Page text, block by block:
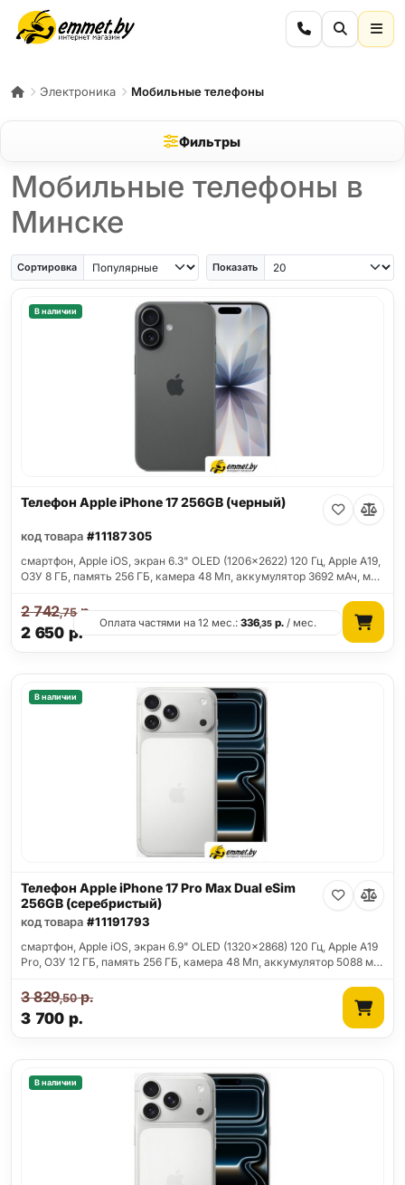
Электроника Мобильные телефоны
Фильтры
Мобильные телефоны в
Минске
iPhone AiriPhone SESamsung Galaxy A56Samsung Galaxy A57 iPhone 17
Сортировка Показать
В наличии
Телефон Apple iPhone 17 256GB (черный)
код товара #11187305
смартфон, Apple iOS, экран 6.3" OLED (1206x2622) 120 Гц, Apple A19,
ОЗУ 8 ГБ, память 256 ГБ, камера 48 Мп, аккумулятор 3692 мАч, м…
2 650 р.
2 742,75р.
Оплата частями на 12 мес.:336,35 р. / мес.
В наличии
Телефон Apple iPhone 17 Pro Max Dual eSim
256GB (серебристый)
код товара #11191793
смартфон, Apple iOS, экран 6.9" OLED (1320x2868) 120 Гц, Apple A19
Pro, ОЗУ 12 ГБ, память 256 ГБ, камера 48 Мп, аккумулятор 5088 м…
3 700 р.
3 829,50р.
В наличии